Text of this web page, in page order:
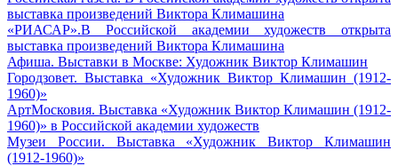
выставка произведений Виктора Климашина
«РИАСАР».В Российской академии художеств открыта
выставка произведений Виктора Климашина
Афиша. Выставки в Москве: Художник Виктор Климашин
Городзовет. Выставка «Художник Виктор Климашин (1912-
1960)»
АртМосковия. Выставка «Художник Виктор Климашин (1912-
1960)» в Российской академии художеств
Музеи России. Выставка «Художник Виктор Климашин
(1912-1960)»